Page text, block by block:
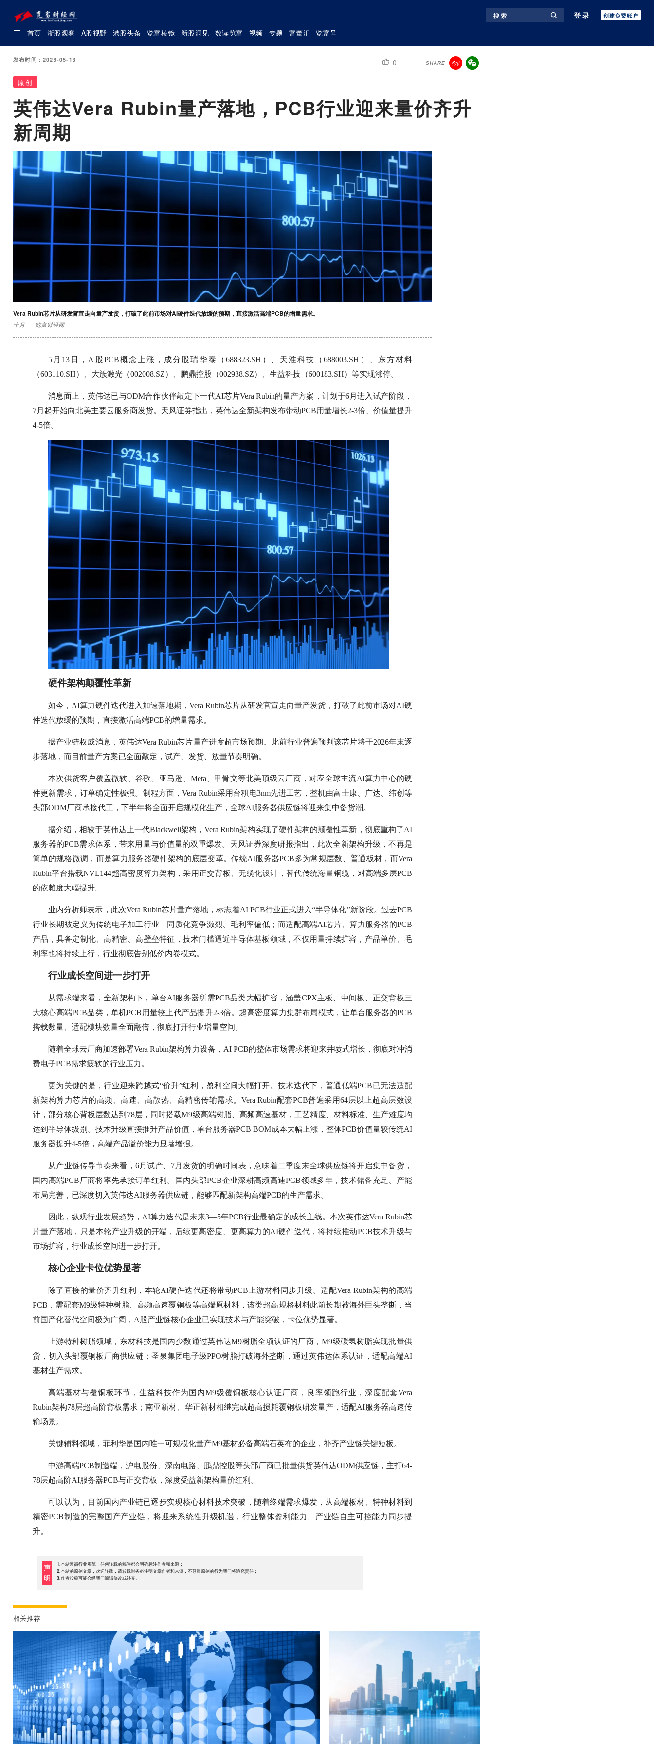
搜 索 登录 创建免费账户
首页 浙股观察 A股视野 港股头条 览富棱镜 新股洞见 数读览富 视频 专题 富董汇 览富号
发布时间：2026-05-13 0 SHARE
原创
英伟达Vera Rubin量产落地，PCB行业迎来量价齐升
新周期
Vera Rubin芯片从研发官宣走向量产发货，打破了此前市场对AI硬件迭代放缓的预期，直接激活高端PCB的增量需求。
十月 览富财经网
5月13日，A股PCB概念上涨，成分股瑞华泰（688323.SH）、天淮科技（688003.SH）、东方材料
（603110.SH）、大族激光（002008.SZ）、鹏鼎控股（002938.SZ）、生益科技（600183.SH）等实现涨停。
消息面上，英伟达已与ODM合作伙伴敲定下一代AI芯片Vera Rubin的量产方案，计划于6月进入试产阶段，
7月起开始向北美主要云服务商发货。天风证券指出，英伟达全新架构发布带动PCB用量增长2-3倍、价值量提升
4-5倍。
硬件架构颠覆性革新
如今，AI算力硬件迭代进入加速落地期，Vera Rubin芯片从研发官宣走向量产发货，打破了此前市场对AI硬
件迭代放缓的预期，直接激活高端PCB的增量需求。
据产业链权威消息，英伟达Vera Rubin芯片量产进度超市场预期。此前行业普遍预判该芯片将于2026年末逐
步落地，而目前量产方案已全面敲定，试产、发货、放量节奏明确。
本次供货客户覆盖微软、谷歌、亚马逊、Meta、甲骨文等北美顶级云厂商，对应全球主流AI算力中心的硬
件更新需求，订单确定性极强。制程方面，Vera Rubin采用台积电3nm先进工艺，整机由富士康、广达、纬创等
头部ODM厂商承接代工，下半年将全面开启规模化生产，全球AI服务器供应链将迎来集中备货潮。
据介绍，相较于英伟达上一代Blackwell架构，Vera Rubin架构实现了硬件架构的颠覆性革新，彻底重构了AI
服务器的PCB需求体系，带来用量与价值量的双重爆发。天风证券深度研报指出，此次全新架构升级，不再是
简单的规格微调，而是算力服务器硬件架构的底层变革。传统AI服务器PCB多为常规层数、普通板材，而Vera
Rubin平台搭载NVL144超高密度算力架构，采用正交背板、无缆化设计，替代传统海量铜缆，对高端多层PCB
的依赖度大幅提升。
业内分析师表示，此次Vera Rubin芯片量产落地，标志着AI PCB行业正式进入“半导体化”新阶段。过去PCB
行业长期被定义为传统电子加工行业，同质化竞争激烈、毛利率偏低；而适配高端AI芯片、算力服务器的PCB
产品，具备定制化、高精密、高壁垒特征，技术门槛逼近半导体基板领域，不仅用量持续扩容，产品单价、毛
利率也将持续上行，行业彻底告别低价内卷模式。
行业成长空间进一步打开
从需求端来看，全新架构下，单台AI服务器所需PCB品类大幅扩容，涵盖CPX主板、中间板、正交背板三
大核心高端PCB品类，单机PCB用量较上代产品提升2-3倍。超高密度算力集群布局模式，让单台服务器的PCB
搭载数量、适配模块数量全面翻倍，彻底打开行业增量空间。
随着全球云厂商加速部署Vera Rubin架构算力设备，AI PCB的整体市场需求将迎来井喷式增长，彻底对冲消
费电子PCB需求疲软的行业压力。
更为关键的是，行业迎来跨越式“价升”红利，盈利空间大幅打开。技术迭代下，普通低端PCB已无法适配
新架构算力芯片的高频、高速、高散热、高精密传输需求。Vera Rubin配套PCB普遍采用64层以上超高层数设
计，部分核心背板层数达到78层，同时搭载M9级高端树脂、高频高速基材，工艺精度、材料标准、生产难度均
达到半导体级别。技术升级直接推升产品价值，单台服务器PCB BOM成本大幅上涨，整体PCB价值量较传统AI
服务器提升4-5倍，高端产品溢价能力显著增强。
从产业链传导节奏来看，6月试产、7月发货的明确时间表，意味着二季度末全球供应链将开启集中备货，
国内高端PCB厂商将率先承接订单红利。国内头部PCB企业深耕高频高速PCB领域多年，技术储备充足、产能
布局完善，已深度切入英伟达AI服务器供应链，能够匹配新架构高端PCB的生产需求。
因此，纵观行业发展趋势，AI算力迭代是未来3—5年PCB行业最确定的成长主线。本次英伟达Vera Rubin芯
片量产落地，只是本轮产业升级的开端，后续更高密度、更高算力的AI硬件迭代，将持续推动PCB技术升级与
市场扩容，行业成长空间进一步打开。
核心企业卡位优势显著
除了直接的量价齐升红利，本轮AI硬件迭代还将带动PCB上游材料同步升级。适配Vera Rubin架构的高端
PCB，需配套M9级特种树脂、高频高速覆铜板等高端原材料，该类超高规格材料此前长期被海外巨头垄断，当
前国产化替代空间极为广阔，A股产业链核心企业已实现技术与产能突破，卡位优势显著。
上游特种树脂领域，东材科技是国内少数通过英伟达M9树脂全项认证的厂商，M9级碳氢树脂实现批量供
货，切入头部覆铜板厂商供应链；圣泉集团电子级PPO树脂打破海外垄断，通过英伟达体系认证，适配高端AI
基材生产需求。
高端基材与覆铜板环节，生益科技作为国内M9级覆铜板核心认证厂商，良率领跑行业，深度配套Vera
Rubin架构78层超高阶背板需求；南亚新材、华正新材相继完成超高损耗覆铜板研发量产，适配AI服务器高速传
输场景。
关键辅料领域，菲利华是国内唯一可规模化量产M9基材必备高端石英布的企业，补齐产业链关键短板。
中游高端PCB制造端，沪电股份、深南电路、鹏鼎控股等头部厂商已批量供货英伟达ODM供应链，主打64-
78层超高阶AI服务器PCB与正交背板，深度受益新架构量价红利。
可以认为，目前国内产业链已逐步实现核心材料技术突破，随着终端需求爆发，从高端板材、特种材料到
精密PCB制造的完整国产产业链，将迎来系统性升级机遇，行业整体盈利能力、产业链自主可控能力同步提
升。
声
明
1.本站遵循行业规范，任何转载的稿件都会明确标注作者和来源；
2.本站的原创文章，欢迎转载，请转载时务必注明文章作者和来源，不尊重原创的行为我们将追究责任；
3.作者投稿可能会经我们编辑修改或补充。
相关推荐